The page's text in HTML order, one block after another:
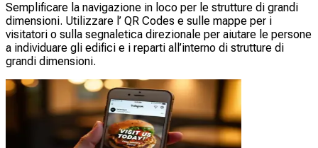
Semplificare la navigazione in loco per le strutture di grandi
dimensioni. Utilizzare l’ QR Codes e sulle mappe per i
visitatori o sulla segnaletica direzionale per aiutare le persone
a individuare gli edifici e i reparti all’interno di strutture di
grandi dimensioni.